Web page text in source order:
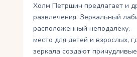
Холм Петршин предлагает и
развлечения. Зеркальный
расположенный неподалёку,
место для детей и взрослых,
зеркала создают